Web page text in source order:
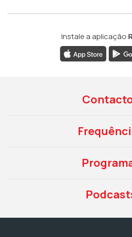
Instale a aplicação